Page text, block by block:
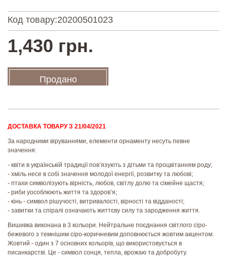
Код товару:20200501023
1,430 грн.
Продано
ДОСТАВКА ТОВАРУ З 21/04/2021
За народними віруваннями, елементи орнаменту несуть певне
значення:
- квіти в українській традиції пов’язують з дітьми та процвітанням роду;
- хміль несе в собі значення молодої енергії, розвитку та любові;
- птахи символізують вірність, любов, світлу долю та сімейне щастя;
- риби уособлюють життя та здоров’я;
- кінь - символ рішучості, витривалості, вірності та відданості;
- завитки та спіралі означають життєву силу та зародження життя.
Вишивка виконана в 3 кольори. Нейтральне поєднання світлого сіро-
бежевого з темнішим сіро-коричневим доповнюється жовтим акцентом.
Жовтий - один з 7 основних кольорів, що використовується в
писанкарстві. Це - символ сонця, тепла, врожаю та добробуту.